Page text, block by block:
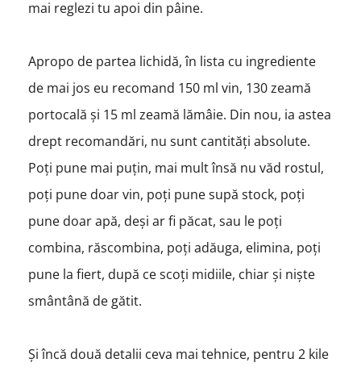
mai reglezi tu apoi din pâine.
Apropo de partea lichidă, în lista cu ingrediente
de mai jos eu recomand 150 ml vin, 130 zeamă
portocală și 15 ml zeamă lămâie. Din nou, ia astea
drept recomandări, nu sunt cantități absolute.
Poți pune mai puțin, mai mult însă nu văd rostul,
poți pune doar vin, poți pune supă stock, poți
pune doar apă, deși ar fi păcat, sau le poți
combina, răscombina, poți adăuga, elimina, poți
pune la fiert, după ce scoți midiile, chiar și niște
smântână de gătit.
Și încă două detalii ceva mai tehnice, pentru 2 kile